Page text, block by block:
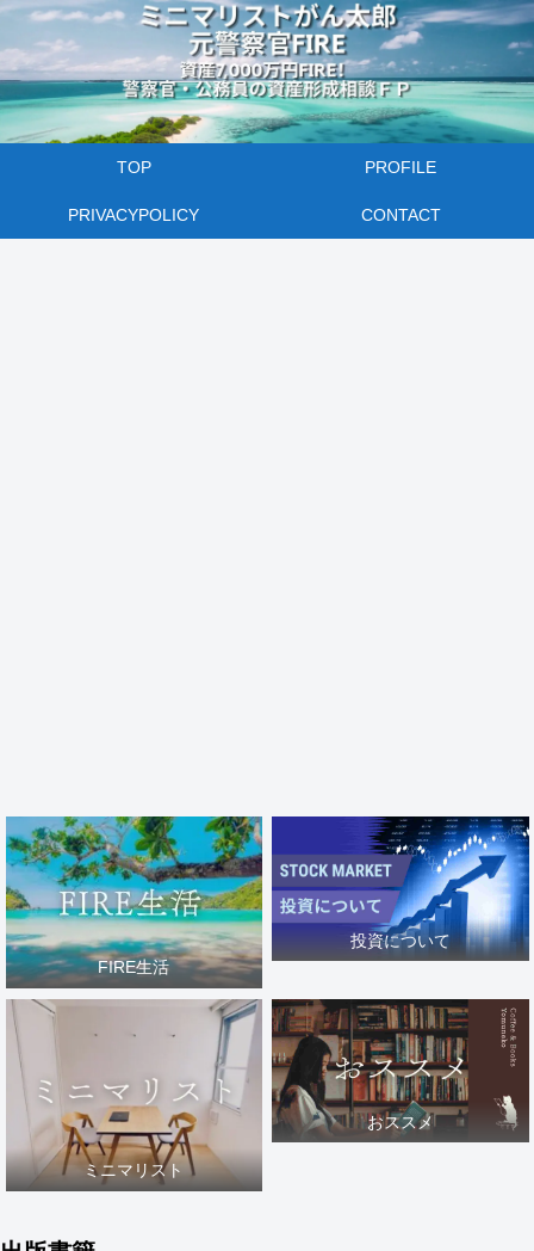
TOP PROFILE
PRIVACYPOLICY CONTACT
FIRE生活
投資について
ミニマリスト
おススメ